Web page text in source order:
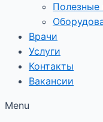
Полезные
Врачи
Услуги
Контакты
Вакансии
Menu